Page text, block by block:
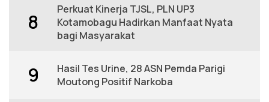
8
Perkuat Kinerja TJSL, PLN UP3
Kotamobagu Hadirkan Manfaat Nyata
bagi Masyarakat
9
Hasil Tes Urine, 28 ASN Pemda Parigi
Moutong Positif Narkoba